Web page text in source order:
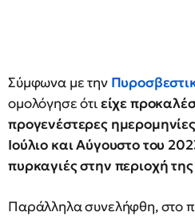
Σύμφωνα με την
ομολόγησε ότιείχε
προγενέστερες
Ιούλιο και Αύγουστο του
πυρκαγιές στην περιοχή
Παράλληλα συνελήφθη, στο